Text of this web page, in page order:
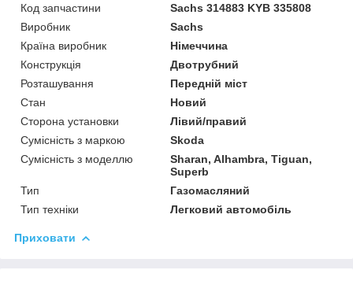
Код запчастини
Sachs 314883 KYB 335808
Виробник
Sachs
Країна виробник
Німеччина
Конструкція
Двотрубний
Розташування
Передній міст
Стан
Новий
Сторона установки
Лівий/правий
Сумісність з маркою
Skoda
Сумісність з моделлю
Sharan, Alhambra, Tiguan,
Superb
Тип
Газомасляний
Тип техніки
Легковий автомобіль
Приховати